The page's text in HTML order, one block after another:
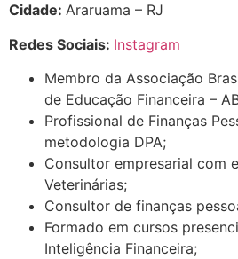
Cidade: Araruama – RJ
Redes Sociais: Instagram
Membro da Associação
de Educação Financeira –
Profissional de Finanças
metodologia DPA;
Consultor empresarial com
Veterinárias;
Consultor de finanças
Formado em cursos
Inteligência Financeira;